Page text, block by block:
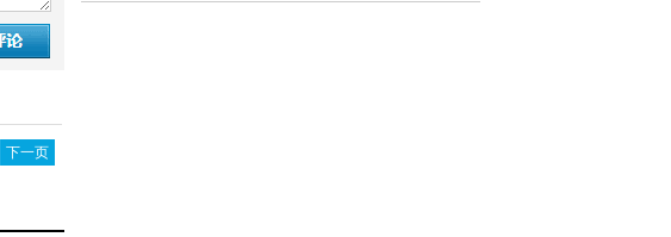
下一页